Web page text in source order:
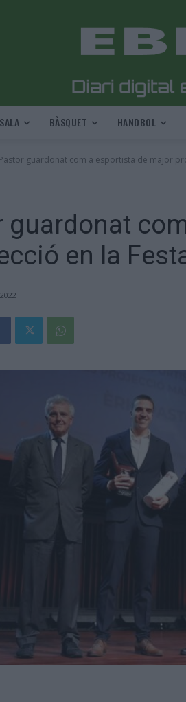
BÀSQUET HANDBOL
guardonat com a esportista de major
guardonat
en la